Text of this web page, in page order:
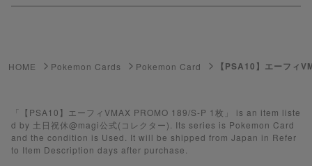
Yu-Gi-Oh
Yu-Gi-Oh Rush Duel
HOME Pokemon Cards Pokemon Card 【PSA10】エーフィ
「【PSA10】エーフィVMAX PROMO 189/S-P 1枚」 is an item liste
d by 土日祝休@magi公式(コレクター). Its series is Pokemon Card
and the condition is Used. It will be shipped from Japan in Refer
to Item Description days after purchase.